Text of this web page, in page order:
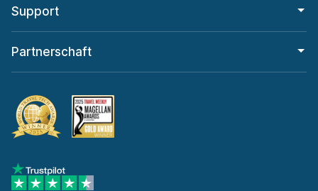
Support
Partnerschaft